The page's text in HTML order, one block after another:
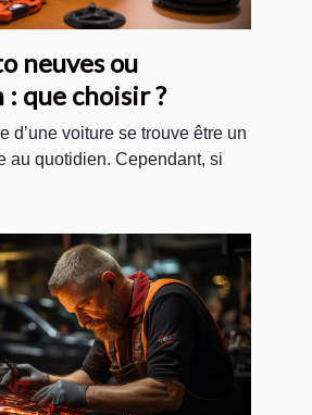
neuves ou
: que choisir ?
d’une voiture se trouve être un
au quotidien. Cependant, si